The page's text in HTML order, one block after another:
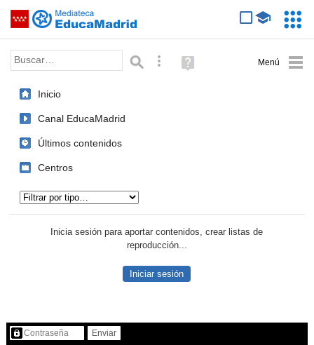
Saltar navegación
Palabra o frase: Búsqueda avanzada
Ayuda
(en
Inicio
Canal EducaMadrid
Últimos contenidos
Centros
Inicia sesión para aportar contenidos, crear listas de
reproducción...
Iniciar sesión
Contenido protegido…